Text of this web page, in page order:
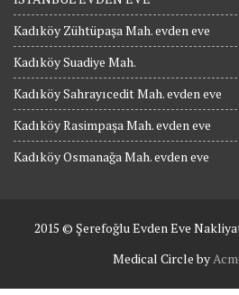
Kadıköy Zühtüpaşa Mah. evden eve
Kadıköy Suadiye Mah.
Kadıköy Sahrayıcedit Mah. evden eve
Kadıköy Rasimpaşa Mah. evden eve
Kadıköy Osmanağa Mah. evden eve
2015 © Şerefoğlu Evden Eve
Medical Circle by